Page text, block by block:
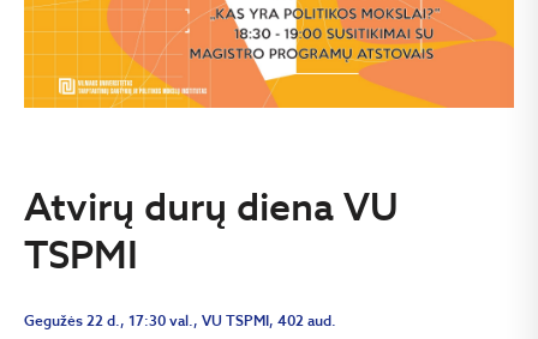
Atvirų durų diena VU
TSPMI
Gegužės 22 d., 17:30 val., VU TSPMI, 402 aud.